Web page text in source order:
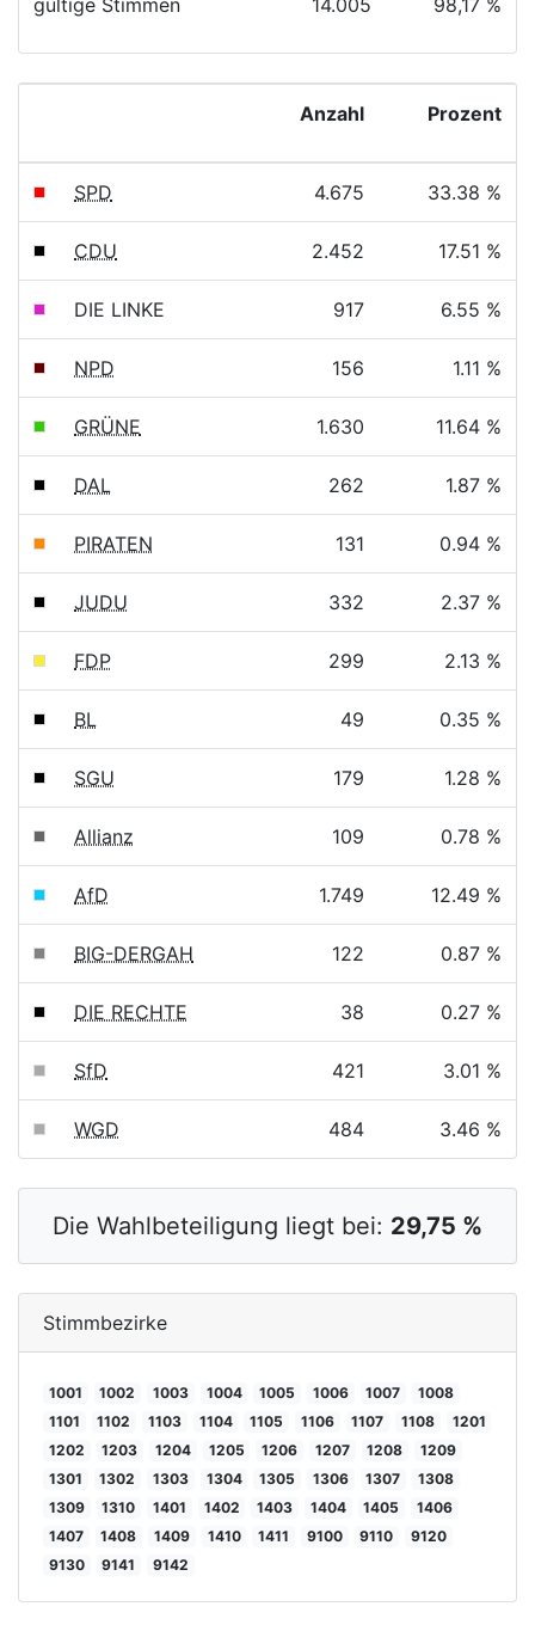
gültige Stimmen 14.005 98,17 %
Anzahl Prozent
SPD 4.675 33.38 %
CDU 2.452 17.51 %
DIE LINKE 917 6.55 %
NPD 156 1.11 %
GRÜNE 1.630 11.64 %
DAL 262 1.87 %
PIRATEN 131 0.94 %
JUDU 332 2.37 %
FDP 299 2.13 %
BL 49 0.35 %
SGU 179 1.28 %
Allianz 109 0.78 %
AfD 1.749 12.49 %
BIG-DERGAH 122 0.87 %
DIE RECHTE 38 0.27 %
SfD 421 3.01 %
WGD 484 3.46 %
Die Wahlbeteiligung liegt bei: 29,75 %
Stimmbezirke
1001 1002 1003 1004 1005 1006 1007
1008
1101
1102 1103 1104 1105 1106 1107 1108
1201
1202
1203 1204 1205 1206 1207 1208
1209
1301
1302 1303 1304 1305 1306 1307
1308
1309
1310 1401 1402 1403 1404 1405
1406
1407
1408 1409 1410 1411 9100 9110
9120
9130
9141 9142